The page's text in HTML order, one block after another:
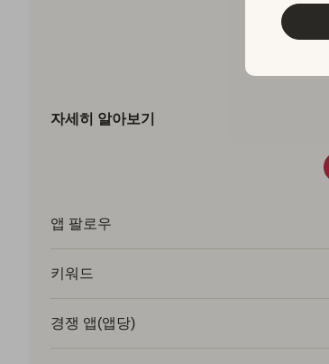
자세히 알아보기
앱 팔로우
키워드
경쟁 앱(앱당)